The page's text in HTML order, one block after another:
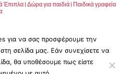
Έπιπλα | Δώρα για παιδιά | Παιδικά γραφεία
για να σας προσφέρουμε την
σελίδα μας. Εάν συνεχίσετε να
θα υποθέσουμε πως είστε